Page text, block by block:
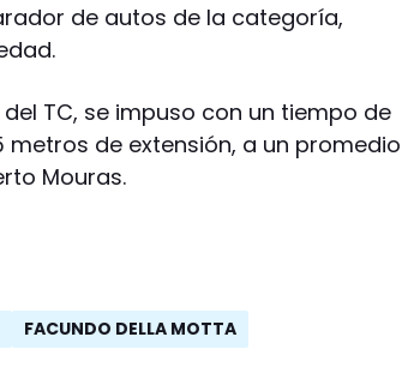
de autos de la categoría,
TC, se impuso con un tiempo de
metros de extensión, a un promedio
Mouras.
FACUNDO DELLA MOTTA